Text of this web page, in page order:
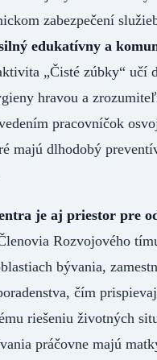
zabezpečení
edukatívny a
„Čisté zúbky“ učí
hravou a
pracovníčok
majú dlhodobý
je aj priestor pre
Rozvojového
bývania,
čím
riešeniu životných
práčovne majú